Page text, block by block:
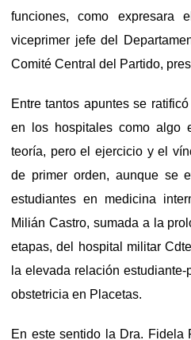
funciones, como expresara
viceprimer jefe del
Comité Central del Partido,
Entre tantos apuntes se
en los hospitales como algo
teoría, pero el ejercicio y el
de primer orden, aunque se
estudiantes en medicina
Milián Castro, sumada a la
etapas, del hospital militar
la elevada relación
obstetricia en Placetas.
En este sentido la Dra. Fidela